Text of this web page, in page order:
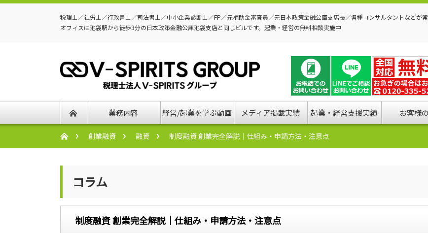
税理士／社労士／行政書士／司法書士／中小企業診断士／FP／元補助金審査員／元日本政策金融公庫支店長／各種コンサルタントなどが
オフィスは池袋駅から徒歩3分の日本政策金融公庫池袋支店と同じビルです。起業・経営の無料相談実施中
業務内容 経営/起業を学ぶ動画 メディア掲載実績 起業・経営支援実績 お客様
創業融資 融資 制度融資 創業完全解説｜仕組み・申請方法・注意点
コラム
制度融資 創業完全解説｜仕組み・申請方法・注意点